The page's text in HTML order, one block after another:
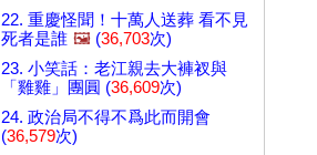
22. 重慶怪聞！十萬人送葬 看不見
死者是誰 🖼️ (36,703次)
23. 小笑話：老江親去大褲衩與
「雞雞」團圓 (36,609次)
24. 政治局不得不爲此而開會
(36,579次)